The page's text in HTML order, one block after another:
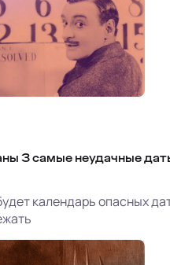
3 самые неудачные
календарь опасных